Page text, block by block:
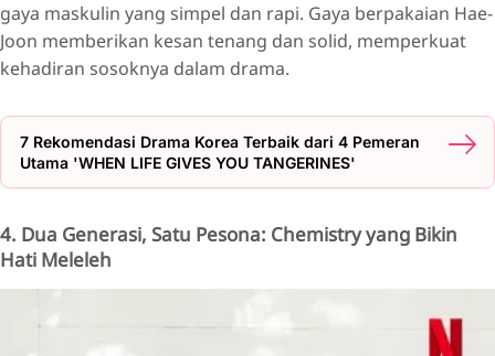
gaya maskulin yang simpel dan rapi. Gaya berpakaian Hae-
Joon memberikan kesan tenang dan solid, memperkuat
kehadiran sosoknya dalam drama.
7 Rekomendasi Drama Korea Terbaik dari 4 Pemeran
Utama 'WHEN LIFE GIVES YOU TANGERINES'
4. Dua Generasi, Satu Pesona: Chemistry yang Bikin
Hati Meleleh